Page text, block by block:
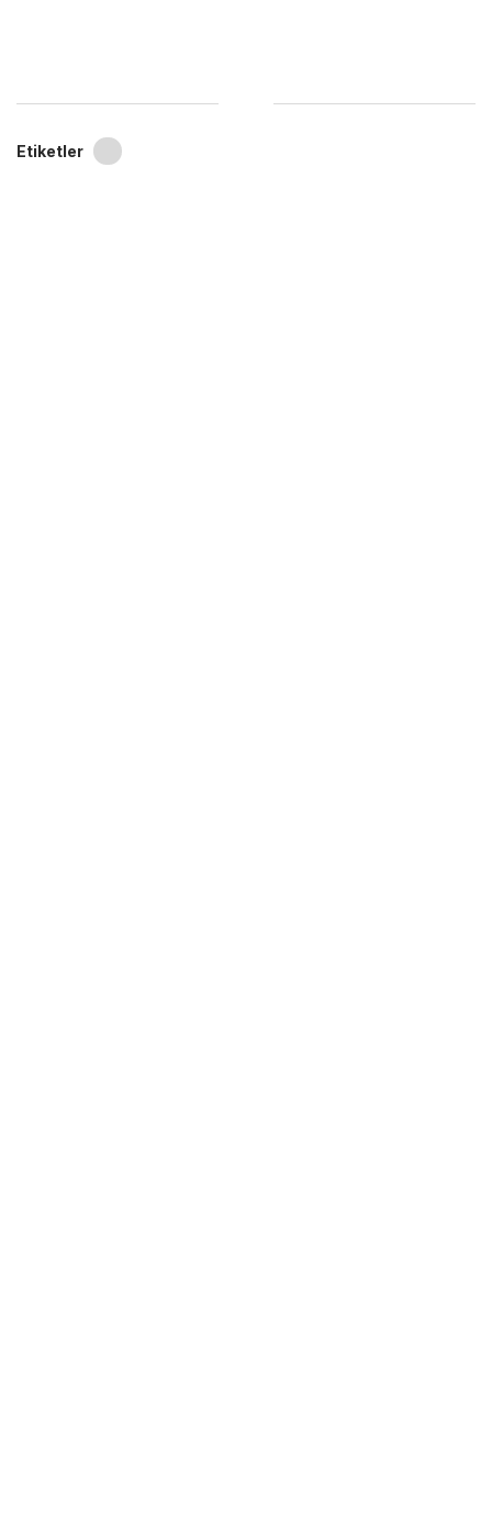
Etiketler